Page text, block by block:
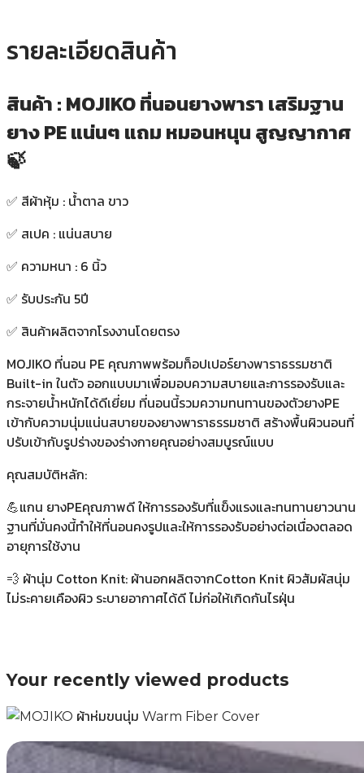
รายละเอียดสินค้า
สินค้า : MOJIKO ที่นอนยางพารา เสริมฐาน
ยาง PE แน่นๆ แถม หมอนหนุน สูญญากาศ
🍃
✅️ สีผ้าหุ้ม : น้ำตาล ขาว
✅️ สเปค : แน่นสบาย
✅️ ความหนา : 6 นิ้ว
✅️ รับประกัน 5ปี
✅️ สินค้าผลิตจากโรงงานโดยตรง
MOJIKO ที่นอน PE คุณภาพพร้อมท็อปเปอร์ยางพาราธรรมชาติ
Built-in ในตัว ออกแบบมาเพื่อมอบความสบายและการรองรับและ
กระจายน้ำหนักได้ดีเยี่ยม ที่นอนนี้รวมความทนทานของตัวยางPE
เข้ากับความนุ่มแน่นสบายของยางพาราธรรมชาติ สร้างพื้นผิวนอนที่
ปรับเข้ากับรูปร่างของร่างกายคุณอย่างสมบูรณ์แบบ
คุณสมบัติหลัก:
💪แกน ยางPEคุณภาพดี ให้การรองรับที่แข็งแรงและทนทานยาวนาน
ฐานที่มั่นคงนี้ทำให้ที่นอนคงรูปและให้การรองรับอย่างต่อเนื่องตลอด
อายุการใช้งาน
💨 ผ้านุ่ม Cotton Knit: ผ้านอกผลิตจากCotton Knit ผิวสัมผัสนุ่ม
ไม่ระคายเคืองผิว ระบายอากาศได้ดี ไม่ก่อให้เกิดกันไรฝุ่น
Your recently viewed products